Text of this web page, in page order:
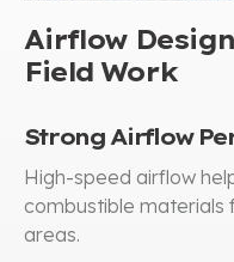
Airflow
Field Work
Strong Airflow
High-speed airflow
combustible
areas.